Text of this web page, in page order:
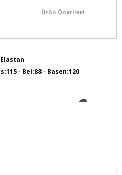
Ürün Önerileri
- Bel:88 - Basen:120